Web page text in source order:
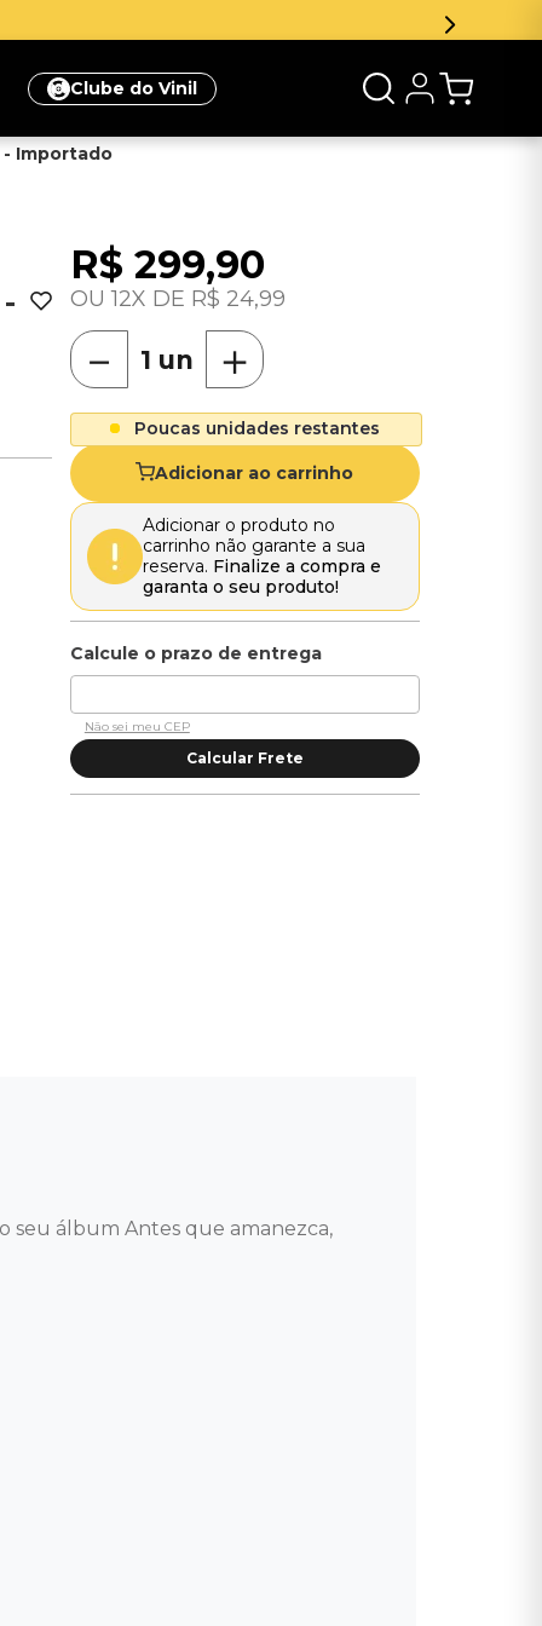
Clube do Vinil
- Importado
R$ 299,90
12 R$ 24,99
＋
－
Poucas unidades restantes
Adicionar ao carrinho
Adicionar o produto no
carrinho não garante a sua
reserva. Finalize a compra e
garanta o seu produto!
Não sei meu CEP
seu álbum Antes que amanezca,